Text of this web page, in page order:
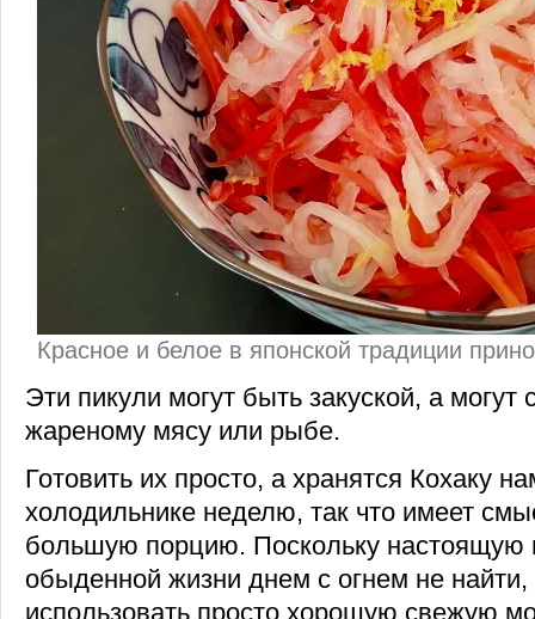
Красное и белое в японской традиции
Эти пикули могут быть закуской, а могут
жареному мясу или рыбе.
Готовить их просто, а хранятся Кохаку
холодильнике неделю, так что имеет
большую порцию. Поскольку настоящую
обыденной жизни днем с огнем не
использовать просто хорошую свежую